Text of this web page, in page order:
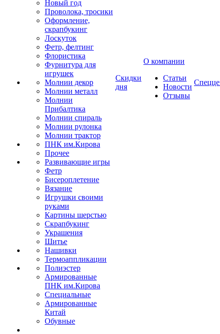
Новый год
Проволока, тросики
Оформление,
скрапбукинг
Лоскуток
Фетр, фелтинг
Флористика
Фурнитура для
игрушек
Молнии декор
Молнии металл
Молнии
Прибалтика
Молнии спираль
Молнии рулонка
Молнии трактор
ПНК им.Кирова
Прочее
Развивающие игры
Фетр
Бисероплетение
Вязание
Игрушки своими
руками
Картины шерстью
Скрапбукинг
Украшения
Шитье
Нашивки
Термоаппликации
Полиэстер
Армированные
ПНК им.Кирова
Специальные
Армированные
Китай
Обувные
Скидки
дня
О компании
Статьи
Новости
Отзывы